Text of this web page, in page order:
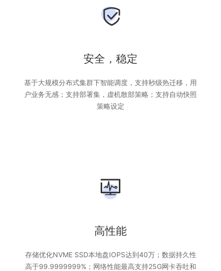
安全，稳定
基于大规模分布式集群下智能调度，支持秒级热迁移，用
户业务无感；支持部署集，虚机散部策略；支持自动快照
策略设定
高性能
存储优化NVME SSD本地盘IOPS达到40万；数据持久性
高于99.9999999%；网络性能最高支持25G网卡吞吐和